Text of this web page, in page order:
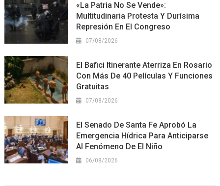
«La Patria No Se Vende»:
Multitudinaria Protesta Y Durísima
Represión En El Congreso
07/08/2026
El Bafici Itinerante Aterriza En Rosario
Con Más De 40 Películas Y Funciones
Gratuitas
07/08/2026
El Senado De Santa Fe Aprobó La
Emergencia Hídrica Para Anticiparse
Al Fenómeno De El Niño
06/08/2026